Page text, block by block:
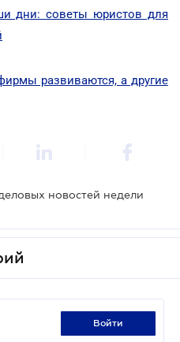
дни: советы юристов для
развиваются, а другие
новостей недели
войти